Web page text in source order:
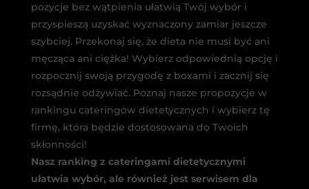
pozycje bez wątpienia ułatwią Twój wybór i
przyspieszą uzyskać wyznaczony zamiar jeszcze
szybciej. Przekonaj się, że dieta nie musi być ani
męcząca ani ciężka! Wybierz odpowiednią opcję i
rozpocznij swoją przygodę z boxami i zacznij się
rozsądnie odżywiać. Poznaj nasze propozycje w
rankingu cateringów dietetycznych i wybierz tę
firmę, która będzie dostosowana do Twoich
skłonności!
Nasz ranking z cateringami dietetycznymi
ułatwia wybór, ale również jest serwisem dla